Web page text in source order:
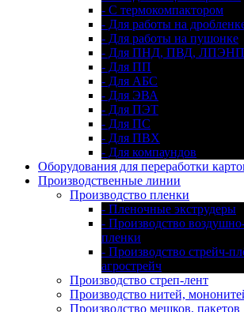
- С термокомпактором
- Для работы на
- Для работы на пушонке
- Для ПНД, ПВД, ЛПЭНП
- Для ПП
- Для АБС
- Для ЭВА
- Для ПЭТ
- Для ПС
- Для ПВХ
- Для компаундов
Оборудования для переработки
Производственные линии
Производство пленки
- Пленочные экструдеры
- Производство
пленки
- Производство стрейч-
агрострейч
Производство стреп-лент
Производство нитей,
Производство мешков, пакетов